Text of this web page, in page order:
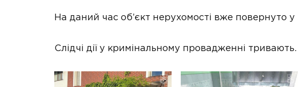
На даний час об’єкт нерухомості вже повернуто у
Слідчі дії у кримінальному провадженні тривають.